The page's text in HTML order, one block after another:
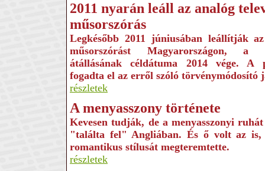
2011 nyarán leáll az analóg
műsorszórás
Legkésőbb 2011 júniusában leállítják
műsorszórást Magyarországon,
átállásának céldátuma 2014 vége. A
fogadta el az erről szóló törvénymódosító
részletek
A menyasszony története
Kevesen tudják, de a menyasszonyi
"találta fel" Angliában. És ő volt az
romantikus stílusát megteremtette.
részletek